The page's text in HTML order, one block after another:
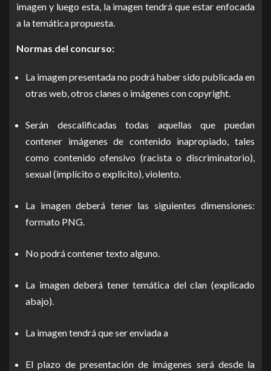
imagen y luego esta, la imagen tendrá que estar enfocada
a la temática propuesta.
Normas del concurso:
La imagen presentada no podrá haber sido publicada en
otras web, otros clanes o imágenes con copyright.
Serán descalificadas todas aquellas que puedan
contener imágenes de contenido inapropiado, tales
como contenido ofensivo (racista o discriminatorio),
sexual (implícito o explicito), violento.
La imagen deberá tener las siguientes dimensiones:
formato PNG.
No podrá contener texto alguno.
La imagen deberá tener temática del clan (explicado
abajo).
La imagen tendrá que ser enviada a
El plazo de presentación de imágenes será desde la